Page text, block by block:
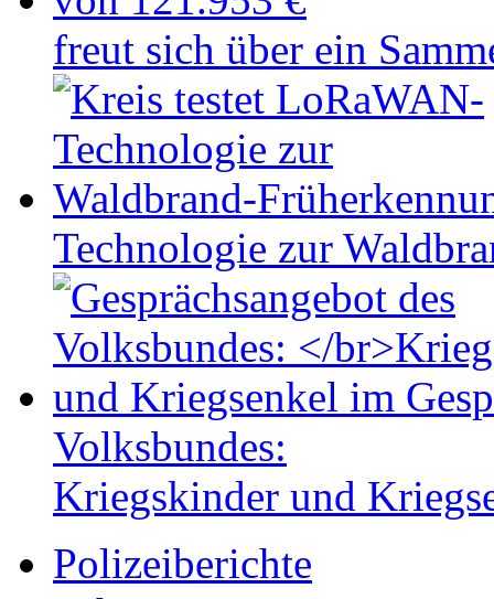
freut sich über ein
Technologie zur
Volksbundes:
Kriegskinder und
Polizeiberichte